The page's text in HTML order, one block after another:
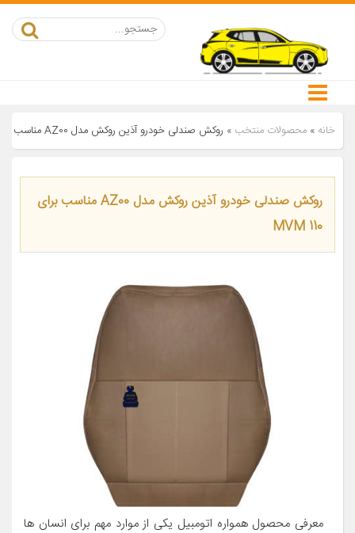
خانه » محصولات منتخب » روکش صندلی خودرو آذین روکش مدل AZ00 مناسب برای MVM 110
روکش صندلی خودرو آذین روکش مدل AZ00 مناسب برای
MVM 110
معرفی محصول همواره اتومبیل یکی از موارد مهم برای انسان ها